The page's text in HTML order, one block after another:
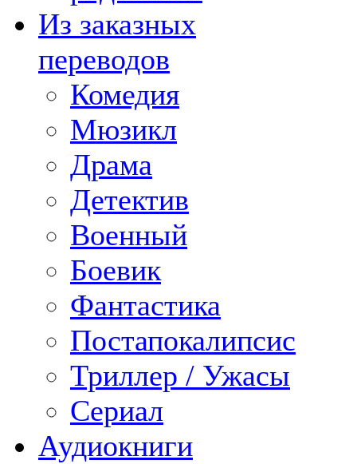
Из заказных
переводов
Комедия
Мюзикл
Драма
Детектив
Военный
Боевик
Фантастика
Постапокалипсис
Триллер / Ужасы
Сериал
Аудиокниги